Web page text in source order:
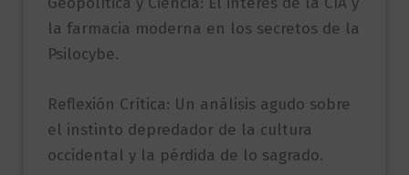
la farmacia moderna en los secretos de la
Psilocybe.
Reflexión Crítica: Un análisis agudo sobre
el instinto depredador de la cultura
occidental y la pérdida de lo sagrado.